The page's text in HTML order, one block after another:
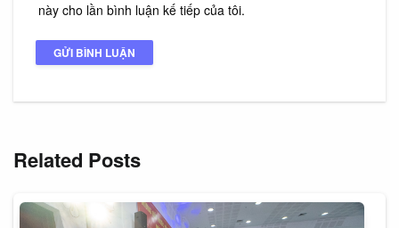
này cho lần bình luận kế tiếp của tôi.
Related Posts